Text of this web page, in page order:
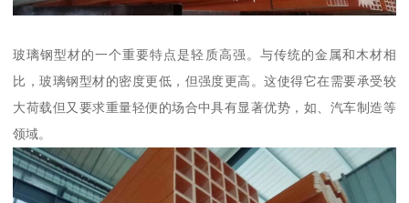
玻璃钢型材的一个重要特点是轻质高强。与传统的金属和木材相
比，玻璃钢型材的密度更低，但强度更高。这使得它在需要承受较
大荷载但又要求重量轻便的场合中具有显著优势，如、汽车制造等
领域。